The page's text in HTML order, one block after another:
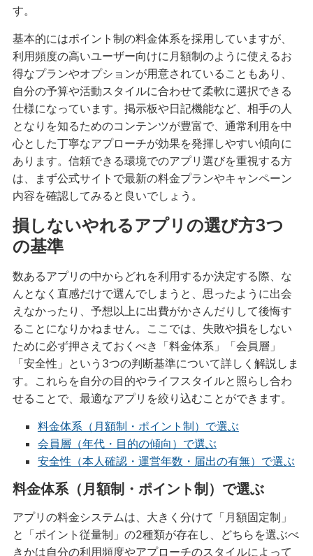
す。
基本的にはポイント制の料金体系を採用していますが、
利用頻度の高いユーザー向けに月額制のように使えるお
得なプランやオプションが用意されていることもあり、
自分の予算や活動スタイルに合わせて柔軟に選択できる
仕様になっています。掲示板や日記機能など、相手の人
となりを知るためのコンテンツが豊富で、通常利用を中
心とした丁寧なアプローチが効果を発揮しやすい傾向に
あります。信頼できる環境でのアプリ選びを重視する方
は、まず公式サイトで最新の料金プランやキャンペーン
内容を確認してみると良いでしょう。
損しないやれるアプリの選び方3つ
の基準
数あるアプリの中からどれを利用するか決定する際、な
んとなく直感だけで選んでしまうと、思ったように出会
えなかったり、予想以上に出費がかさんだりして後悔す
ることになりかねません。ここでは、失敗や損をしない
ために必ず押さえておくべき「料金体系」「会員層」
「安全性」という3つの判断基準について詳しく解説しま
す。これらを自分の目的やライフスタイルと照らし合わ
せることで、最適なアプリを絞り込むことができます。
料金体系（月額制・ポイント制）で選ぶ
会員層（年代・目的の傾向）で選ぶ
安全性（本人確認・運営年数・届出の有無）で選ぶ
料金体系（月額制・ポイント制）で選ぶ
アプリの料金システムは、大きく分けて「月額固定制」
と「ポイント従量制」の2種類が存在し、どちらを選ぶべ
きかは自分の利用頻度やアプローチのスタイルによって